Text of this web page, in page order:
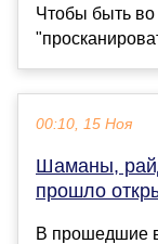
Чтобы быть
00:10, 15 Ноя
Шаманы,
прошло
В прошедшие